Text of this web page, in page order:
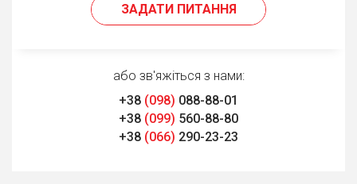
ЗАДАТИ ПИТАННЯ
або зв'яжіться з нами:
+38 (098) 088-88-01
+38 (099) 560-88-80
+38 (066) 290-23-23